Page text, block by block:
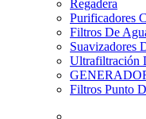
Regadera
Purificadores
Filtros De
Suavizadores
Ultrafiltración
Filtros Punto